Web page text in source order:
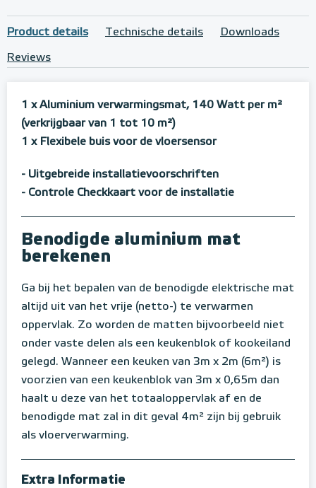
Product details Technische details Downloads
Reviews
1 x Aluminium verwarmingsmat, 140 Watt per m²
(verkrijgbaar van 1 tot 10 m²)
1 x Flexibele buis voor de vloersensor
- Uitgebreide installatievoorschriften
- Controle Checkkaart voor de installatie
Benodigde aluminium mat
berekenen
Ga bij het bepalen van de benodigde elektrische mat
altijd uit van het vrije (netto-) te verwarmen
oppervlak. Zo worden de matten bijvoorbeeld niet
onder vaste delen als een keukenblok of kookeiland
gelegd. Wanneer een keuken van 3m x 2m (6m²) is
voorzien van een keukenblok van 3m x 0,65m dan
haalt u deze van het totaaloppervlak af en de
benodigde mat zal in dit geval 4m² zijn bij gebruik
als vloerverwarming.
Extra Informatie